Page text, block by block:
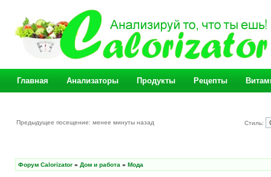
Главная Анализаторы Продукты Рецепты
Предыдущее посещение: менее минуты назад Стиль:
Форум Calorizator » Дом и работа » Мода